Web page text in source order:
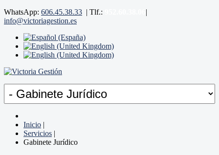
WhatsApp: 606.45.38.33 | Tlf.:
|
info@victoriagestion.es
Inicio |
Servicios |
Gabinete Jurídico